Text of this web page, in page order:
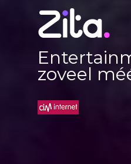
zoveel